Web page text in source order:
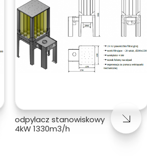
odpylacz stanowiskowy
4kW 1330m3/h